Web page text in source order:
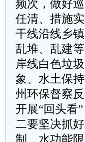
频次，做好
任清、措施
干线沿线乡
乱堆、乱建
岸线白色垃
象、水土保
州环保督察
开展“回头看
二要坚决抓
制、水功能